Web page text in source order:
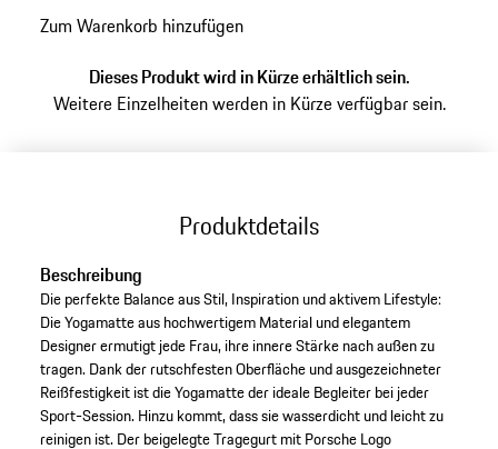
Zum Warenkorb hinzufügen
Dieses Produkt wird in Kürze erhältlich sein.
Weitere Einzelheiten werden in Kürze verfügbar sein.
Produktdetails
Beschreibung
Die perfekte Balance aus Stil, Inspiration und aktivem Lifestyle:
Die Yogamatte aus hochwertigem Material und elegantem
Designer ermutigt jede Frau, ihre innere Stärke nach außen zu
tragen. Dank der rutschfesten Oberfläche und ausgezeichneter
Reißfestigkeit ist die Yogamatte der ideale Begleiter bei jeder
Sport-Session. Hinzu kommt, dass sie wasserdicht und leicht zu
reinigen ist. Der beigelegte Tragegurt mit Porsche Logo